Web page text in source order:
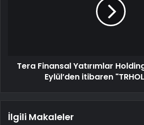
Tera Finansal Yatırımlar
Eylül’den itibaren
İlgili Makaleler